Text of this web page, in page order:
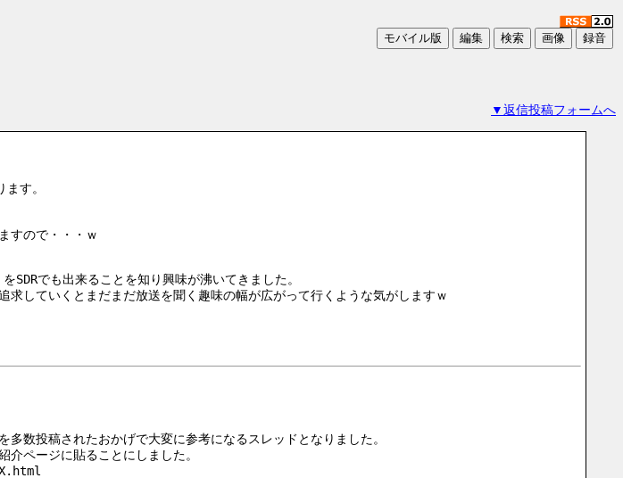
▼返信投稿フォームへ
す。
すので・・・ｗ
SDRでも出来ることを知り興味が沸いてきました。
していくとまだまだ放送を聞く趣味の幅が広がって行くような気がしますｗ
数投稿されたおかげで大変に参考になるスレッドとなりました。
ページに貼ることにしました。